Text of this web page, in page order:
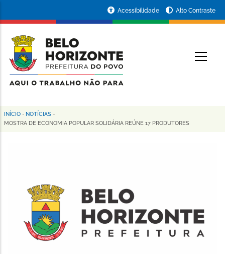
conteúdo
principal
da
Prefeitura
de
Horizonte
Acessibilidade Alto Contraste
Trilha
INÍCIO - NOTÍCIAS -
MOSTRA DE ECONOMIA POPULAR SOLIDÁRIA REÚNE 17 PRODUTORES